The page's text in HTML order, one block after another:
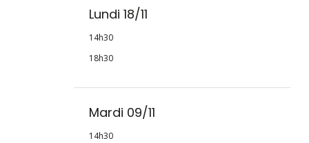
Lundi 18/11
14h30
18h30
Mardi 09/11
14h30